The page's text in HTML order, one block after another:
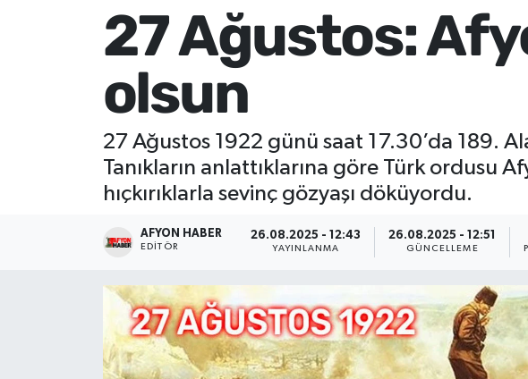
27 Ağustos:
olsun
27 Ağustos 1922 günü saat 17.30’da 189.
Tanıkların anlattıklarına göre Türk ordusu
hıçkırıklarla sevinç gözyaşı döküyordu.
AFYON HABER
EDITÖR
26.08.2025 - 12:43
YAYINLANMA
26.08.2025 - 12:51
GÜNCELLEME
Sivil Toplum
Ekonomi